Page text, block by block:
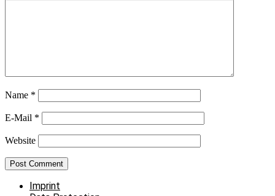
Name *
E-Mail *
Website
Imprint